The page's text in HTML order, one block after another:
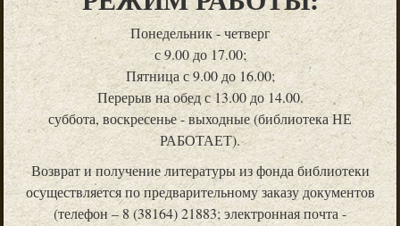
Понедельник - четверг
с 9.00 до 17.00;
Пятница с 9.00 до 16.00;
Перерыв на обед с 13.00 до 14.00.
суббота, воскресенье - выходные (библиотека НЕ
РАБОТАЕТ).
Возврат и получение литературы из фонда библиотеки
осуществляется по предварительному заказу документов
(телефон – 8 (38164) 21883; электронная почта -